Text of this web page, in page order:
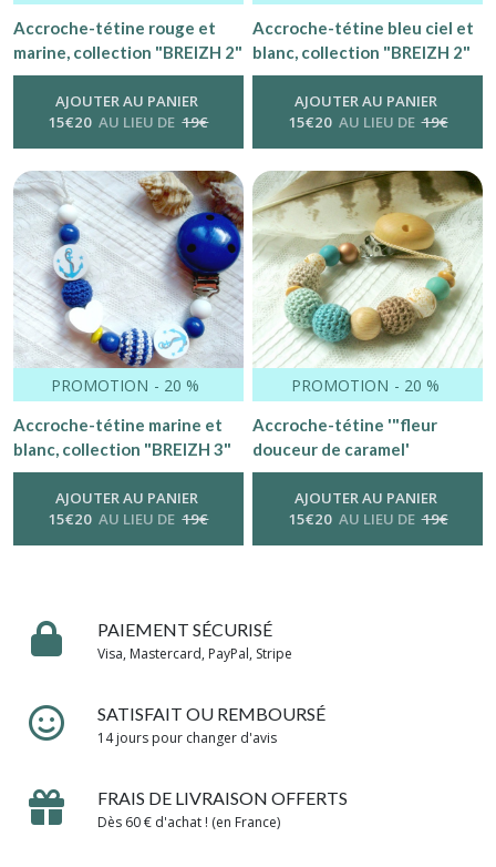
Accroche-tétine rouge et
marine, collection "BREIZH 2"
testée et conforme
AJOUTER AU PANIER
15€20 AU LIEU DE 19€
Accroche-tétine bleu ciel et
blanc, collection "BREIZH 2"
testée et conforme.
AJOUTER AU PANIER
15€20 AU LIEU DE 19€
PROMOTION - 20 %
Accroche-tétine marine et
blanc, collection "BREIZH 3"
testée et conforme
AJOUTER AU PANIER
15€20 AU LIEU DE 19€
PROMOTION - 20 %
Accroche-tétine '"fleur
douceur de caramel'
AJOUTER AU PANIER
15€20 AU LIEU DE 19€
PAIEMENT SÉCURISÉ
Visa, Mastercard, PayPal, Stripe
SATISFAIT OU REMBOURSÉ
14 jours pour changer d'avis
FRAIS DE LIVRAISON OFFERTS
Dès 60 € d'achat ! (en France)